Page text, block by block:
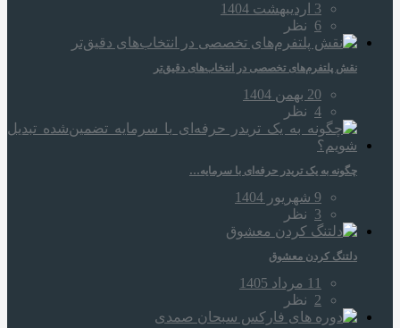
3 اردیبهشت 1404
6 نظر
نقش پلتفرم‌های تخصصی در انتخاب‌های دقیق‌تر
20 بهمن 1404
4 نظر
چگونه به یک تریدر حرفه‌ای با سرمایه…
9 شهریور 1404
3 نظر
دلتنگ کردن معشوق
11 مرداد 1405
2 نظر